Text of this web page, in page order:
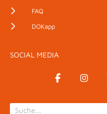
FAQ
DOKapp
SOCIAL MEDIA